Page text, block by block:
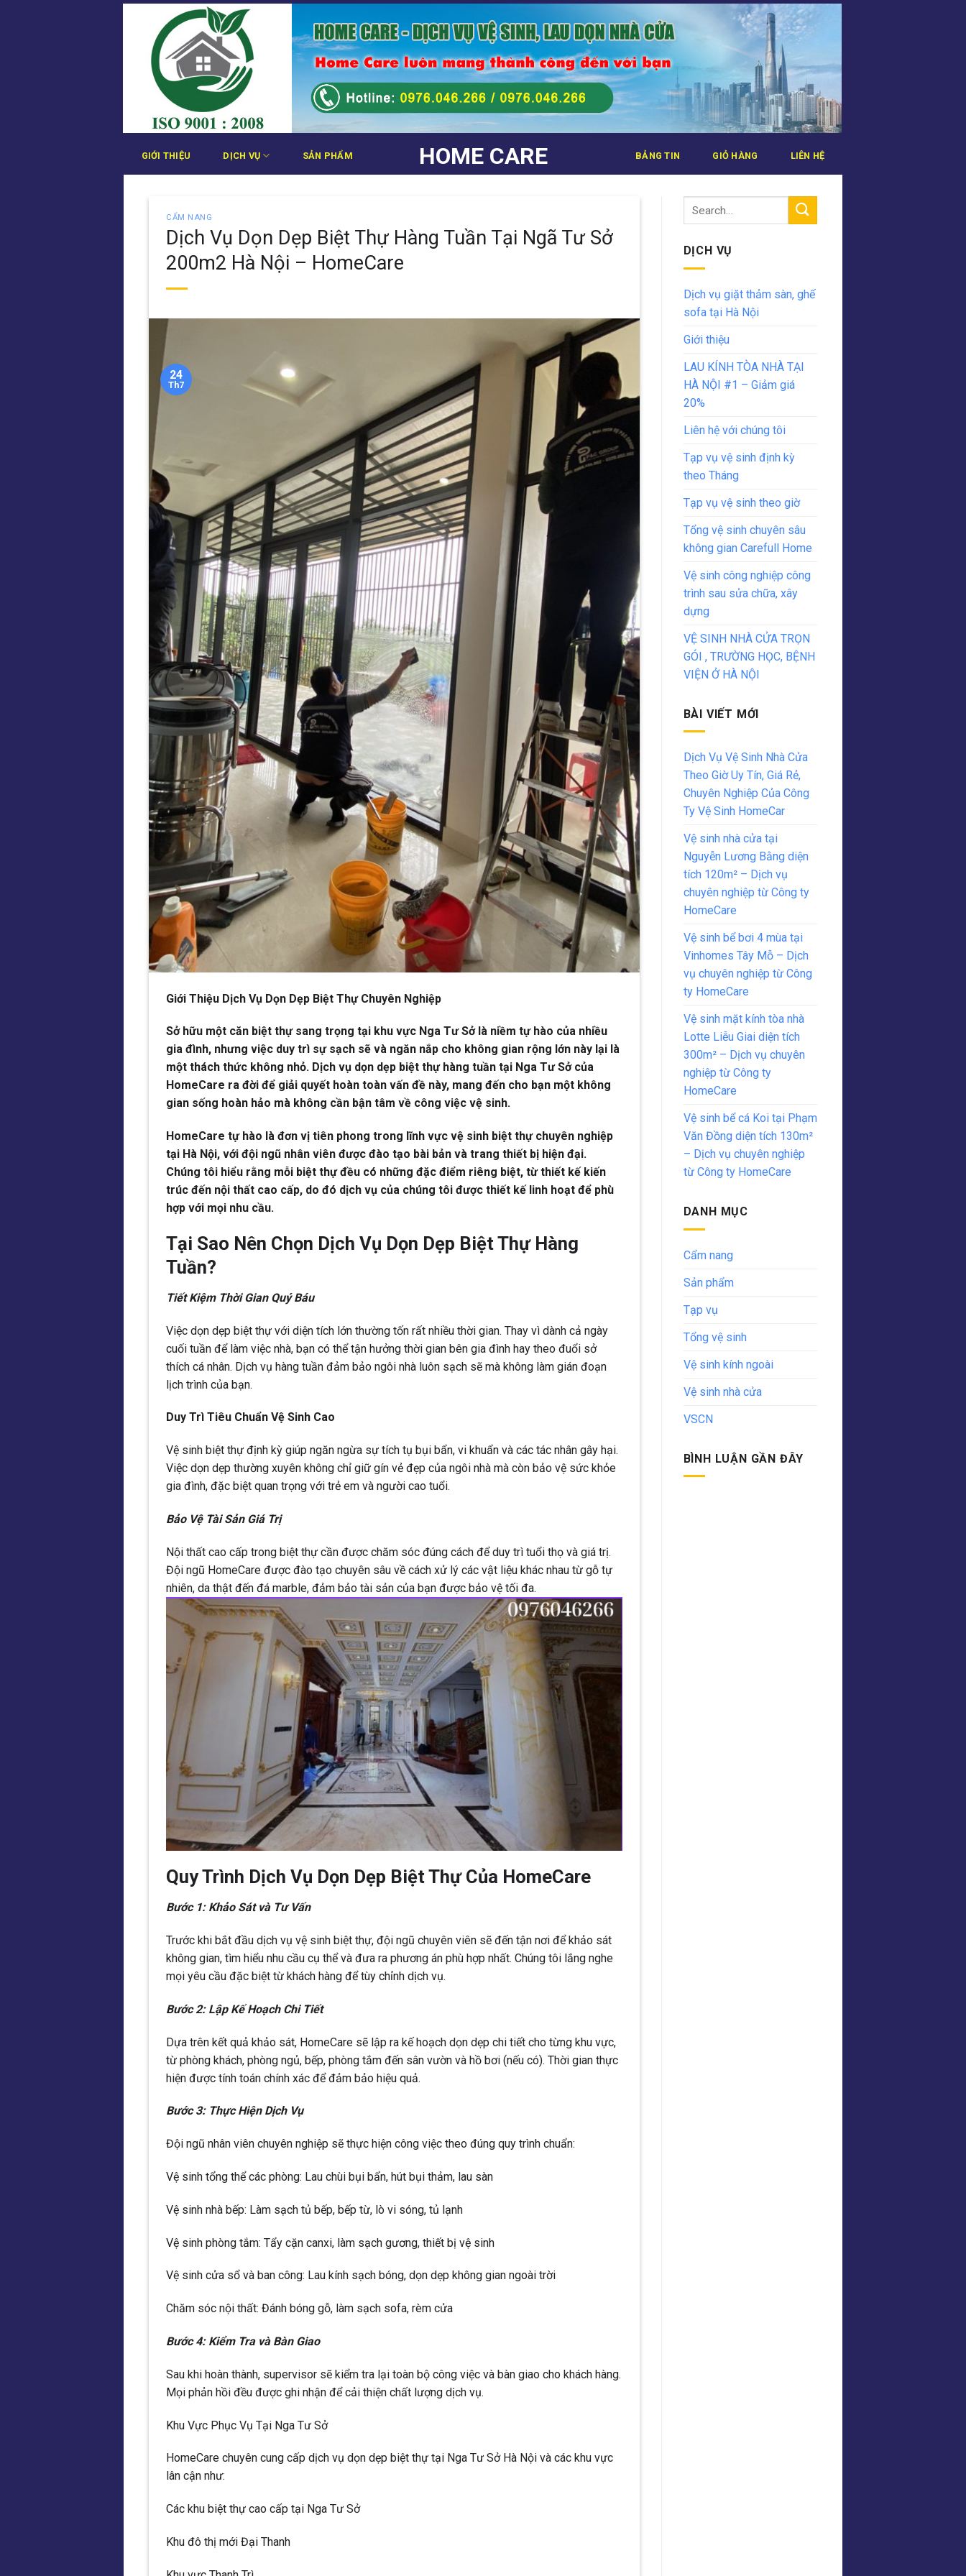
Bỏ
HOME CARE
GIỚI THIỆU DỊCH VỤ SẢN PHẨM BẢNG TIN GIỎ HÀNG LIÊN HỆ
CẨM NANG
Dịch Vụ Dọn Dẹp Biệt Thự Hàng Tuần Tại Ngã Tư Sở
200m2 Hà Nội – HomeCare
24
Th7
Giới Thiệu Dịch Vụ Dọn Dẹp Biệt Thự Chuyên Nghiệp
Sở hữu một căn biệt thự sang trọng tại khu vực Nga Tư Sở là niềm tự hào của nhiều
gia đình, nhưng việc duy trì sự sạch sẽ và ngăn nắp cho không gian rộng lớn này lại là
một thách thức không nhỏ. Dịch vụ dọn dẹp biệt thự hàng tuần tại Nga Tư Sở của
HomeCare ra đời để giải quyết hoàn toàn vấn đề này, mang đến cho bạn một không
gian sống hoàn hảo mà không cần bận tâm về công việc vệ sinh.
HomeCare tự hào là đơn vị tiên phong trong lĩnh vực vệ sinh biệt thự chuyên nghiệp
tại Hà Nội, với đội ngũ nhân viên được đào tạo bài bản và trang thiết bị hiện đại.
Chúng tôi hiểu rằng mỗi biệt thự đều có những đặc điểm riêng biệt, từ thiết kế kiến
trúc đến nội thất cao cấp, do đó dịch vụ của chúng tôi được thiết kế linh hoạt để phù
hợp với mọi nhu cầu.
Tại Sao Nên Chọn Dịch Vụ Dọn Dẹp Biệt Thự Hàng
Tuần?
Tiết Kiệm Thời Gian Quý Báu
Việc dọn dẹp biệt thự với diện tích lớn thường tốn rất nhiều thời gian. Thay vì dành cả ngày
cuối tuần để làm việc nhà, bạn có thể tận hưởng thời gian bên gia đình hay theo đuổi sở
thích cá nhân. Dịch vụ hàng tuần đảm bảo ngôi nhà luôn sạch sẽ mà không làm gián đoạn
lịch trình của bạn.
Duy Trì Tiêu Chuẩn Vệ Sinh Cao
Vệ sinh biệt thự định kỳ giúp ngăn ngừa sự tích tụ bụi bẩn, vi khuẩn và các tác nhân gây hại.
Việc dọn dẹp thường xuyên không chỉ giữ gín vẻ đẹp của ngôi nhà mà còn bảo vệ sức khỏe
gia đình, đặc biệt quan trọng với trẻ em và người cao tuổi.
Bảo Vệ Tài Sản Giá Trị
Nội thất cao cấp trong biệt thự cần được chăm sóc đúng cách để duy trì tuổi thọ và giá trị.
Đội ngũ HomeCare được đào tạo chuyên sâu về cách xử lý các vật liệu khác nhau từ gỗ tự
nhiên, da thật đến đá marble, đảm bảo tài sản của bạn được bảo vệ tối đa.
Quy Trình Dịch Vụ Dọn Dẹp Biệt Thự Của HomeCare
Bước 1: Khảo Sát và Tư Vấn
Trước khi bắt đầu dịch vụ vệ sinh biệt thự, đội ngũ chuyên viên sẽ đến tận nơi để khảo sát
không gian, tìm hiểu nhu cầu cụ thể và đưa ra phương án phù hợp nhất. Chúng tôi lắng nghe
mọi yêu cầu đặc biệt từ khách hàng để tùy chỉnh dịch vụ.
Bước 2: Lập Kế Hoạch Chi Tiết
Dựa trên kết quả khảo sát, HomeCare sẽ lập ra kế hoạch dọn dẹp chi tiết cho từng khu vực,
từ phòng khách, phòng ngủ, bếp, phòng tắm đến sân vườn và hồ bơi (nếu có). Thời gian thực
hiện được tính toán chính xác để đảm bảo hiệu quả.
Bước 3: Thực Hiện Dịch Vụ
Đội ngũ nhân viên chuyên nghiệp sẽ thực hiện công việc theo đúng quy trình chuẩn:
Vệ sinh tổng thể các phòng: Lau chùi bụi bẩn, hút bụi thảm, lau sàn
Vệ sinh nhà bếp: Làm sạch tủ bếp, bếp từ, lò vi sóng, tủ lạnh
Vệ sinh phòng tắm: Tẩy cặn canxi, làm sạch gương, thiết bị vệ sinh
Vệ sinh cửa sổ và ban công: Lau kính sạch bóng, dọn dẹp không gian ngoài trời
Chăm sóc nội thất: Đánh bóng gỗ, làm sạch sofa, rèm cửa
Bước 4: Kiểm Tra và Bàn Giao
Sau khi hoàn thành, supervisor sẽ kiểm tra lại toàn bộ công việc và bàn giao cho khách hàng.
Mọi phản hồi đều được ghi nhận để cải thiện chất lượng dịch vụ.
Khu Vực Phục Vụ Tại Nga Tư Sở
HomeCare chuyên cung cấp dịch vụ dọn dẹp biệt thự tại Nga Tư Sở Hà Nội và các khu vực
lân cận như:
Các khu biệt thự cao cấp tại Nga Tư Sở
Khu đô thị mới Đại Thanh
DỊCH VỤ
Dịch vụ giặt thảm sàn, ghế
sofa tại Hà Nội
Giới thiệu
LAU KÍNH TÒA NHÀ TẠI
HÀ NỘI #1 – Giảm giá
20%
Liên hệ với chúng tôi
Tạp vụ vệ sinh định kỳ
theo Tháng
Tạp vụ vệ sinh theo giờ
Tổng vệ sinh chuyên sâu
không gian Carefull Home
Vệ sinh công nghiệp công
trình sau sửa chữa, xây
dựng
VỆ SINH NHÀ CỬA TRỌN
GÓI , TRƯỜNG HỌC, BỆNH
VIỆN Ở HÀ NỘI
BÀI VIẾT MỚI
Dịch Vụ Vệ Sinh Nhà Cửa
Theo Giờ Uy Tín, Giá Rẻ,
Chuyên Nghiệp Của Công
Ty Vệ Sinh HomeCar
Vệ sinh nhà cửa tại
Nguyễn Lương Bằng diện
tích 120m² – Dịch vụ
chuyên nghiệp từ Công ty
HomeCare
Vệ sinh bể bơi 4 mùa tại
Vinhomes Tây Mỗ – Dịch
vụ chuyên nghiệp từ Công
ty HomeCare
Vệ sinh mặt kính tòa nhà
Lotte Liễu Giai diện tích
300m² – Dịch vụ chuyên
nghiệp từ Công ty
HomeCare
Vệ sinh bể cá Koi tại Phạm
Văn Đồng diện tích 130m²
– Dịch vụ chuyên nghiệp
từ Công ty HomeCare
DANH MỤC
Cẩm nang
Sản phẩm
Tạp vụ
Tổng vệ sinh
Vệ sinh kính ngoài
Vệ sinh nhà cửa
VSCN
BÌNH LUẬN GẦN ĐÂY